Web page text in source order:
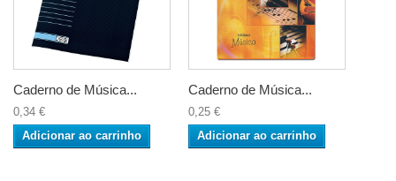
Caderno de Música...
0,34 €
Adicionar ao carrinho
Caderno de Música...
0,25 €
Adicionar ao carrinho